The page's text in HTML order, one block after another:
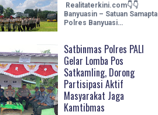
Realitaterkini.com👇👇
Banyuasin – Satuan Samapta
Polres Banyuasi…
Satbinmas Polres PALI
Gelar Lomba Pos
Satkamling, Dorong
Partisipasi Aktif
Masyarakat Jaga
Kamtibmas